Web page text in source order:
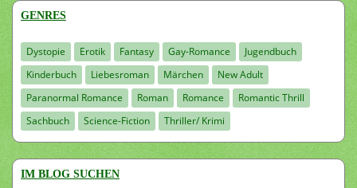
GENRES
Dystopie Erotik Fantasy Gay-Romance
Jugendbuch
Kinderbuch
Liebesroman Märchen
New Adult
Paranormal Romance
Roman Romance
Romantic Thrill
Sachbuch
Science-Fiction Thriller/ Krimi
IM BLOG SUCHEN